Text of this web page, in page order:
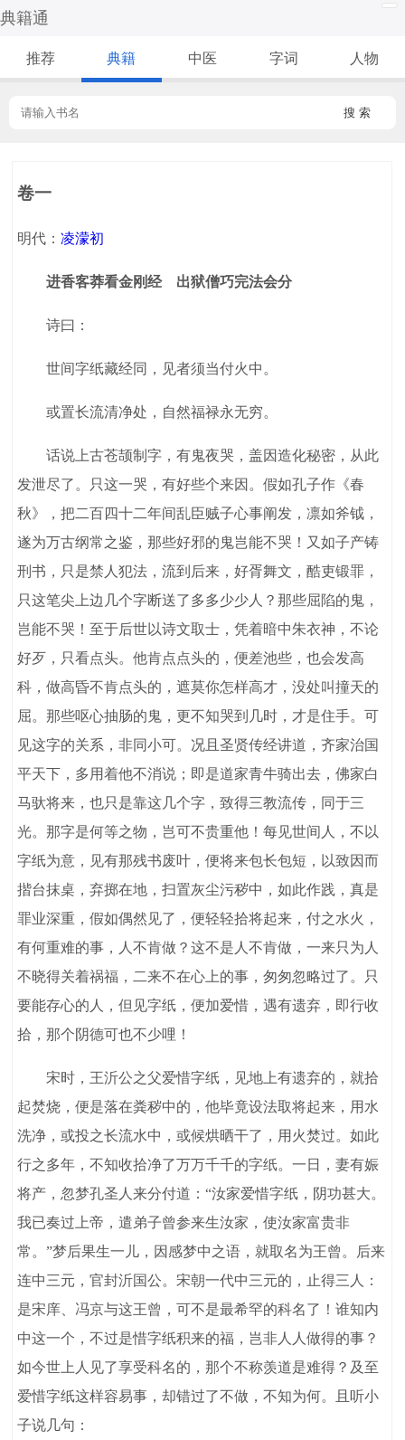
典籍通
推荐 典籍 中医 字词 人物
搜 索
卷一
明代：凌濛初
进香客莽看金刚经 出狱僧巧完法会分
诗曰：
世间字纸藏经同，见者须当付火中。
或置长流清净处，自然福禄永无穷。
话说上古苍颉制字，有鬼夜哭，盖因造化秘密，从此
发泄尽了。只这一哭，有好些个来因。假如孔子作《春
秋》，把二百四十二年间乱臣贼子心事阐发，凛如斧钺，
遂为万古纲常之鉴，那些好邪的鬼岂能不哭！又如子产铸
刑书，只是禁人犯法，流到后来，好胥舞文，酷吏锻罪，
只这笔尖上边几个字断送了多多少少人？那些屈陷的鬼，
岂能不哭！至于后世以诗文取士，凭着暗中朱衣神，不论
好歹，只看点头。他肯点点头的，便差池些，也会发高
科，做高昏不肯点头的，遮莫你怎样高才，没处叫撞天的
屈。那些呕心抽肠的鬼，更不知哭到几时，才是住手。可
见这字的关系，非同小可。况且圣贤传经讲道，齐家治国
平天下，多用着他不消说；即是道家青牛骑出去，佛家白
马驮将来，也只是靠这几个字，致得三教流传，同于三
光。那字是何等之物，岂可不贵重他！每见世间人，不以
字纸为意，见有那残书废叶，便将来包长包短，以致因而
揩台抹桌，弃掷在地，扫置灰尘污秽中，如此作践，真是
罪业深重，假如偶然见了，便轻轻拾将起来，付之水火，
有何重难的事，人不肯做？这不是人不肯做，一来只为人
不晓得关着祸福，二来不在心上的事，匆匆忽略过了。只
要能存心的人，但见字纸，便加爱惜，遇有遗弃，即行收
拾，那个阴德可也不少哩！
宋时，王沂公之父爱惜字纸，见地上有遗弃的，就拾
起焚烧，便是落在粪秽中的，他毕竟设法取将起来，用水
洗净，或投之长流水中，或候烘晒干了，用火焚过。如此
行之多年，不知收拾净了万万千千的字纸。一日，妻有娠
将产，忽梦孔圣人来分付道：“汝家爱惜字纸，阴功甚大。
我已奏过上帝，遣弟子曾参来生汝家，使汝家富贵非
常。”梦后果生一儿，因感梦中之语，就取名为王曾。后来
连中三元，官封沂国公。宋朝一代中三元的，止得三人：
是宋庠、冯京与这王曾，可不是最希罕的科名了！谁知内
中这一个，不过是惜字纸积来的福，岂非人人做得的事？
如今世上人见了享受科名的，那个不称羡道是难得？及至
爱惜字纸这样容易事，却错过了不做，不知为何。且听小
子说几句：